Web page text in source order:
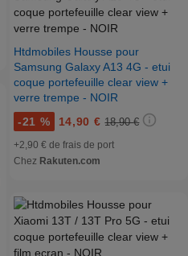
Htdmobiles Housse pour
Samsung Galaxy A13 4G - etui
coque portefeuille clear view +
verre trempe - NOIR
-21 % 14,90 € 18,90 €
+2,90 € de frais de port
Chez Rakuten.com